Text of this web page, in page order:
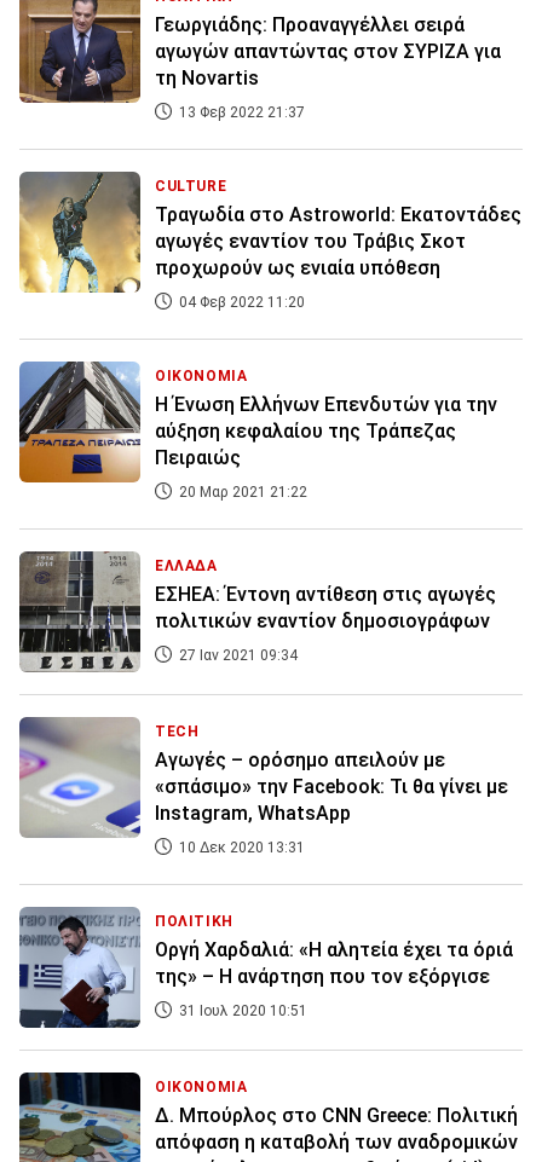
Γεωργιάδης: Προαναγγέλλει σειρά
αγωγών απαντώντας στον ΣΥΡΙΖΑ για
τη Novartis
13 Φεβ 2022 21:37
CULTURE
Τραγωδία στο Astroworld: Εκατοντάδες
αγωγές εναντίον του Τράβις Σκοτ
προχωρούν ως ενιαία υπόθεση
04 Φεβ 2022 11:20
ΟΙΚΟΝΟΜΙΑ
Η Ένωση Ελλήνων Επενδυτών για την
αύξηση κεφαλαίου της Τράπεζας
Πειραιώς
20 Μαρ 2021 21:22
ΕΛΛΑΔΑ
ΕΣΗΕΑ: Έντονη αντίθεση στις αγωγές
πολιτικών εναντίον δημοσιογράφων
27 Ιαν 2021 09:34
TECH
Αγωγές – ορόσημο απειλούν με
«σπάσιμο» την Facebook: Τι θα γίνει με
Instagram, WhatsApp
10 Δεκ 2020 13:31
ΠΟΛΙΤΙΚΗ
Οργή Χαρδαλιά: «Η αλητεία έχει τα όριά
της» – Η ανάρτηση που τον εξόργισε
31 Ιουλ 2020 10:51
ΟΙΚΟΝΟΜΙΑ
Δ. Μπούρλος στο CNN Greece: Πολιτική
απόφαση η καταβολή των αναδρομικών